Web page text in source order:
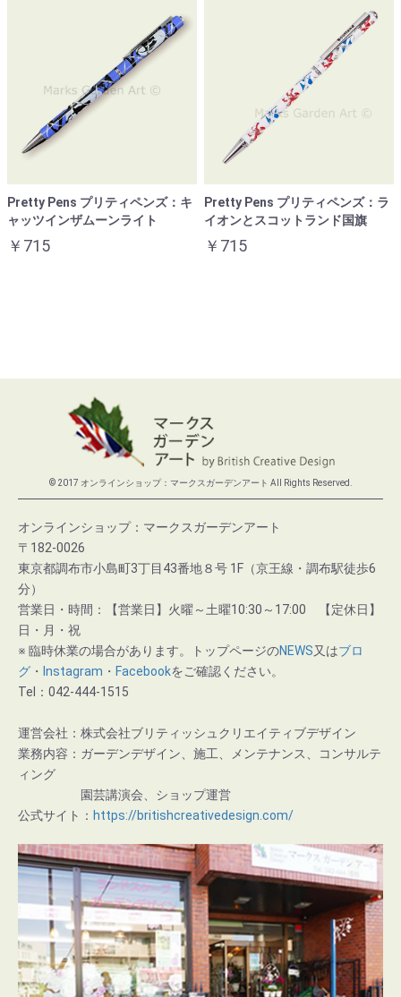
Pretty Pens プリティペンズ：キ
ャッツインザムーンライト
￥715
Pretty Pens プリティペンズ：ラ
イオンとスコットランド国旗
￥715
© 2017 オンラインショップ：マークスガーデンアート All Rights Reserved.
オンラインショップ：マークスガーデンアート
〒182-0026
東京都調布市小島町3丁目43番地８号 1F（京王線・調布駅徒歩6
分）
営業日・時間：【営業日】火曜～土曜10:30～17:00 【定休日】
日・月・祝
※ 臨時休業の場合があります。トップページのNEWS又はブロ
グ ・ Instagram ・ Facebookをご確認ください。
Tel：042-444-1515
運営会社：株式会社ブリティッシュクリエイティブデザイン
業務内容：ガーデンデザイン、施工、メンテナンス、コンサルテ
ィング
園芸講演会、ショップ運営
公式サイト： https://britishcreativedesign.com/